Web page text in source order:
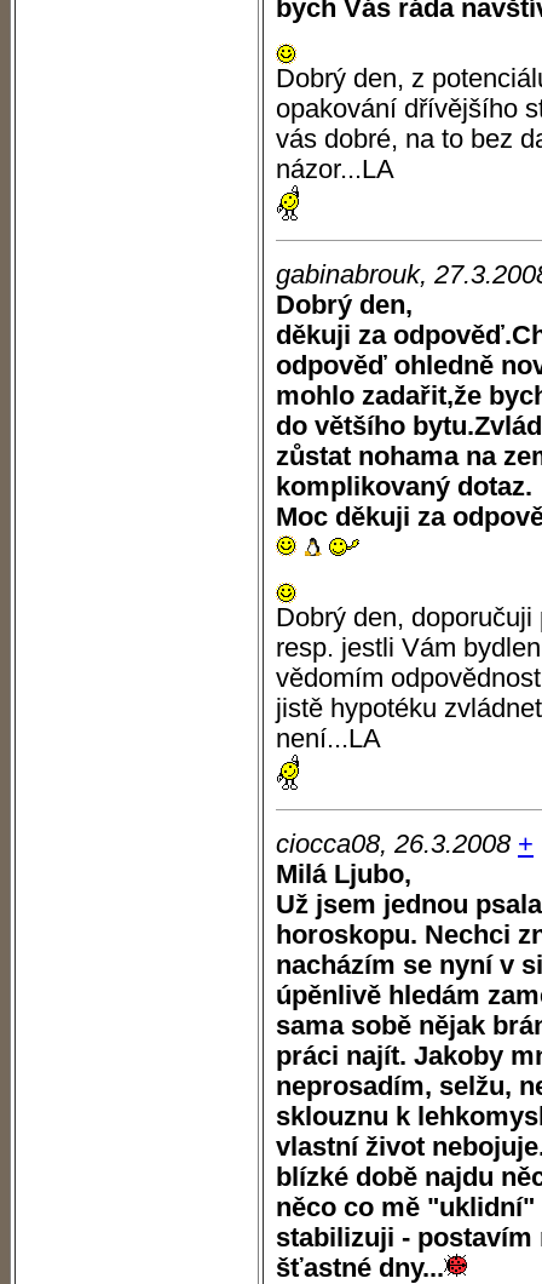
bych Vás ráda
Dobrý den, z
opakování dřívějšího
vás dobré, na to bez
názor...LA
gabinabrouk,
Dobrý den,
děkuji za
odpověď ohledně
mohlo zadařit,že
do většího
zůstat nohama na
komplikovaný dotaz.
Moc děkuji za
Dobrý den,
resp. jestli Vám
vědomím
jistě hypotéku
není...LA
ciocca08, 26.3.2008 +
Milá Ljubo,
Už jsem jednou
horoskopu. Nechci
nacházím se nyní v
úpěnlivě hledám
sama sobě nějak
práci najít. Jakoby
neprosadím, selžu,
sklouznu k
vlastní život
blízké době najdu
něco co mě "uklidní"
stabilizuji - postavím
šťastné dny...